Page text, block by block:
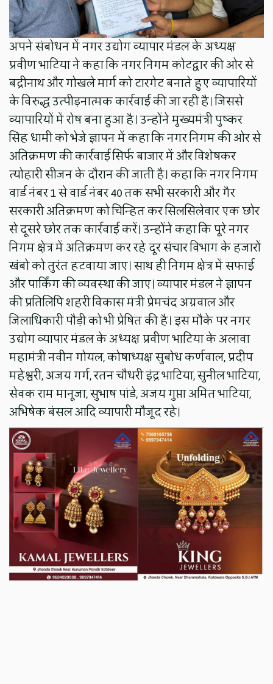
अपने संबोधन में नगर उद्योग व्यापार मंडल के अध्यक्ष
प्रवीण भाटिया ने कहा कि नगर निगम कोटद्वार की ओर से
बद्रीनाथ और गोखले मार्ग को टारगेट बनाते हुए व्यापारियों
के विरुद्ध उत्पीड़नात्मक कार्रवाई की जा रही है। जिससे
व्यापारियों में रोष बना हुआ है। उन्होंने मुख्यमंत्री पुष्कर
सिंह धामी को भेजे ज्ञापन में कहा कि नगर निगम की ओर से
अतिक्रमण की कार्रवाई सिर्फ बाजार में और विशेषकर
त्योहारी सीजन के दौरान की जाती है। कहा कि नगर निगम
वार्ड नंबर 1 से वार्ड नंबर 40 तक सभी सरकारी और गैर
सरकारी अतिक्रमण को चिन्हित कर सिलसिलेवार एक छोर
से दूसरे छोर तक कार्रवाई करें। उन्होंने कहा कि पूरे नगर
निगम क्षेत्र में अतिक्रमण कर रहे दूर संचार विभाग के हजारों
खंबो को तुरंत हटवाया जाए। साथ ही निगम क्षेत्र में सफाई
और पार्किंग की व्यवस्था की जाए। व्यापार मंडल ने ज्ञापन
की प्रतिलिपि शहरी विकास मंत्री प्रेमचंद अग्रवाल और
जिलाधिकारी पौड़ी को भी प्रेषित की है। इस मौके पर नगर
उद्योग व्यापार मंडल के अध्यक्ष प्रवीण भाटिया के अलावा
महामंत्री नवीन गोयल, कोषाध्यक्ष सुबोध कर्णवाल, प्रदीप
महेश्वरी, अजय गर्ग, रतन चौधरी इंद्र भाटिया, सुनील भाटिया,
सेवक राम मानूजा, सुभाष पांडे, अजय गुप्ता अमित भाटिया,
अभिषेक बंसल आदि व्यापारी मौजूद रहे।